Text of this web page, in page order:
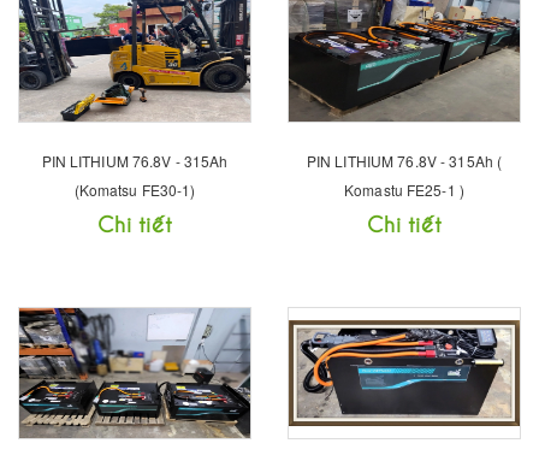
PIN LITHIUM 76.8V - 315Ah
(Komatsu FE30-1)
Chi tiết
PIN LITHIUM 76.8V - 315Ah (
Komastu FE25-1 )
Chi tiết